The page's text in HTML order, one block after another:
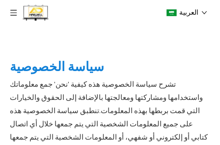
العربية
سياسة الخصوصية
تشرح سياسة الخصوصية هذه كيفية 'نحن' جمع معلوماتك
واستخدامها ومشاركتها ومعالجتها بالإضافة إلى الحقوق والخيارات
التي قمت بربطها بهذه المعلومات.تنطبق سياسة الخصوصية هذه
على جميع المعلومات الشخصية التي يتم جمعها خلال أي اتصال
كتابي أو إلكتروني أو شفهي، أو المعلومات الشخصية التي يتم جمعها